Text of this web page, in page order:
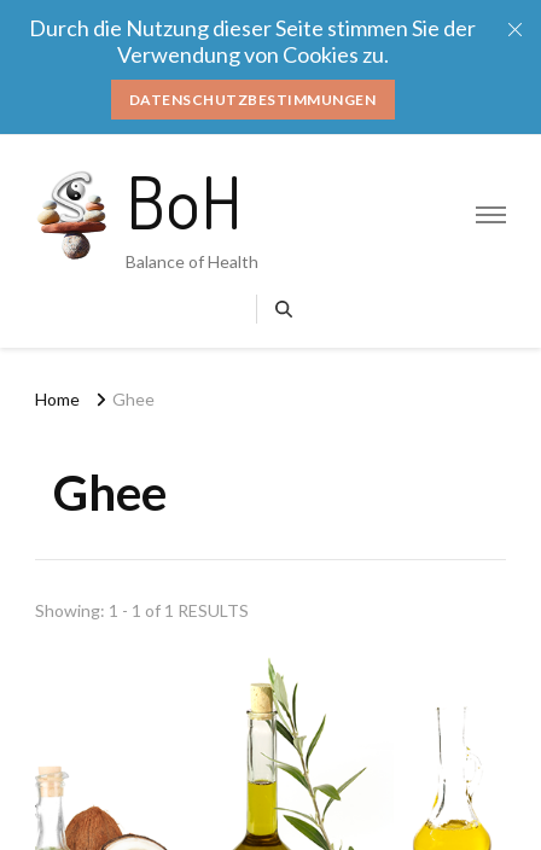
Durch die Nutzung dieser Seite stimmen Sie der
Verwendung von Cookies zu.
DATENSCHUTZBESTIMMUNGEN
BoH
Balance of Health
Home Ghee
Ghee
Showing: 1 - 1 of 1 RESULTS